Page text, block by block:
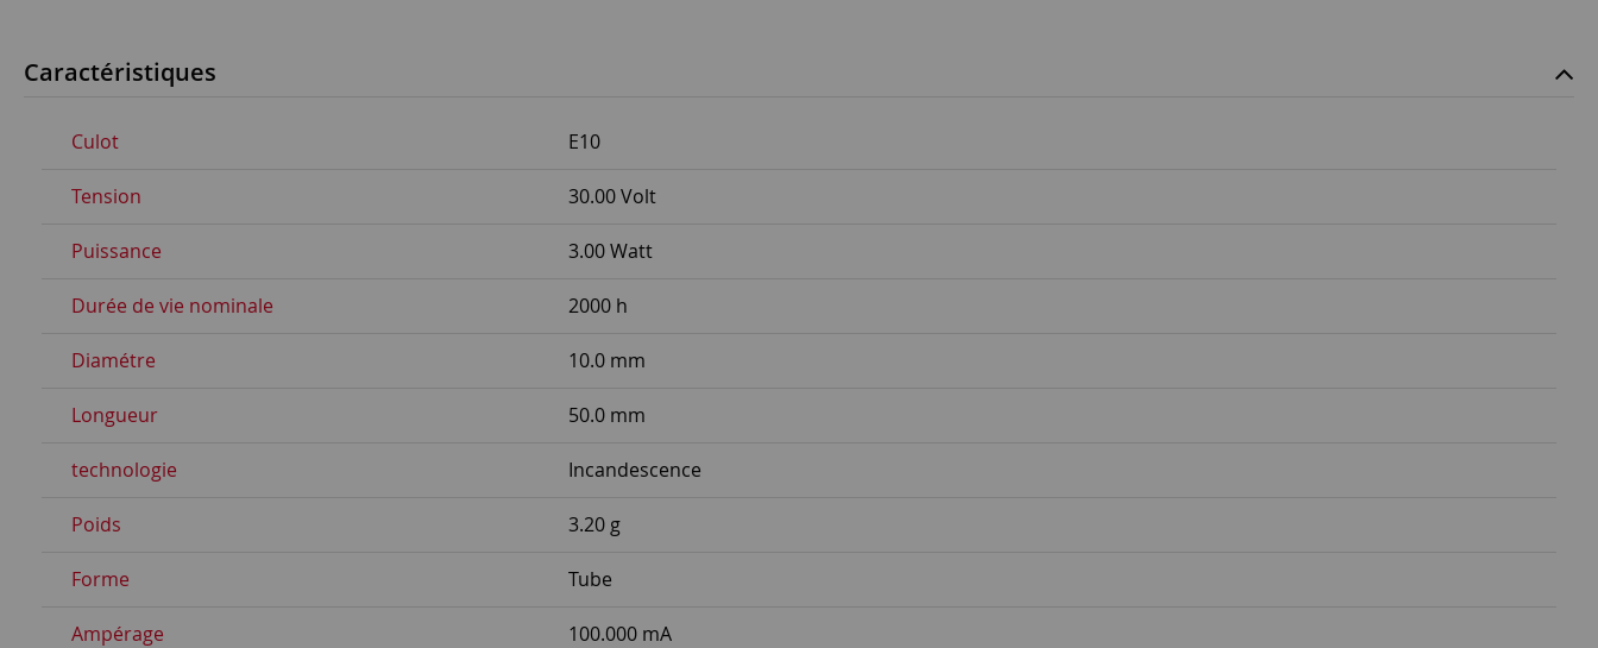
Caractéristiques
Culot E10
Tension 30.00 Volt
Puissance 3.00 Watt
Durée de vie nominale 2000 h
Diamétre 10.0 mm
Longueur 50.0 mm
technologie Incandescence
Poids 3.20 g
Forme Tube
Ampérage 100.000 mA